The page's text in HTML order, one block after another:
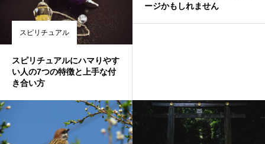
スピリチュアル
スピリチュアルにハマりやす
い人の7つの特徴と上手な付
き合い方
ージかもしれません